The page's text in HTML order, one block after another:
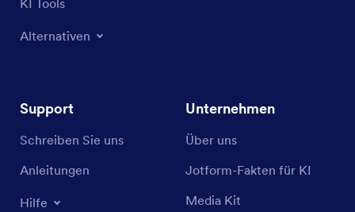
KI Tools
Alternativen
Support
Schreiben Sie uns
Anleitungen
Hilfe
Unternehmen
Über uns
Jotform-Fakten für KI
Media Kit